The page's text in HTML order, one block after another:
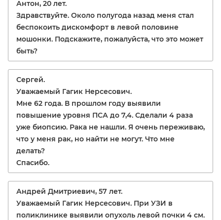
Антон, 20 лет.
Здравствуйте. Около полугода назад меня стал
беспокоить дискомфорт в левой половине
мошонки. Подскажите, пожалуйста, что это может
быть?
Сергей.
Уважаемый Гагик Нерсесович.
Мне 62 года. В прошлом году выявили
повышение уровня ПСА до 7,4. Сделали 4 раза
уже биопсию. Рака не нашли. Я очень переживаю,
что у меня рак, но найти не могут. Что мне
делать?
Спасибо.
Андрей Дмитриевич, 57 лет.
Уважаемый Гагик Нерсесович. При УЗИ в
поликлинике выявили опухоль левой почки 4 см.